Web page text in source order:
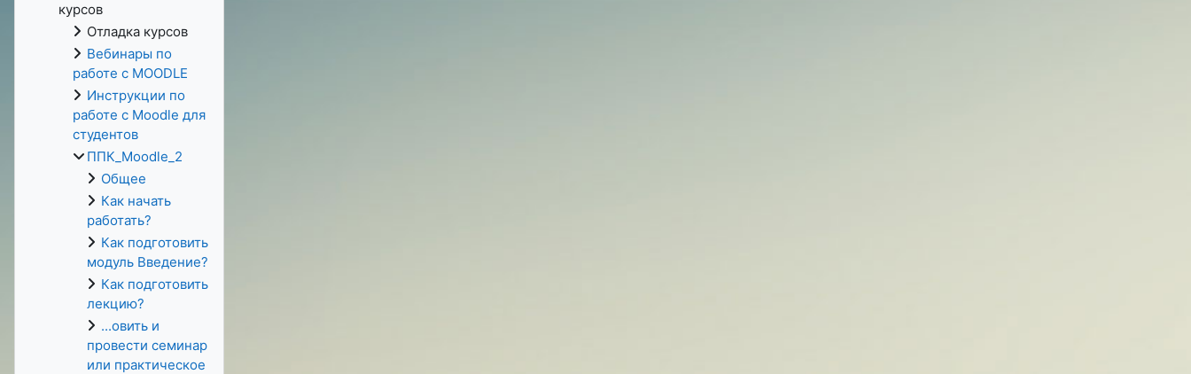
курсов
Отладка курсов
Вебинары по
работе с MOODLE
Инструкции по
работе с Moodle для
студентов
ППК_Moodle_2
Общее
Как начать
работать?
Как подготовить
модуль Введение?
Как подготовить
лекцию?
...овить и
провести семинар
или практическое